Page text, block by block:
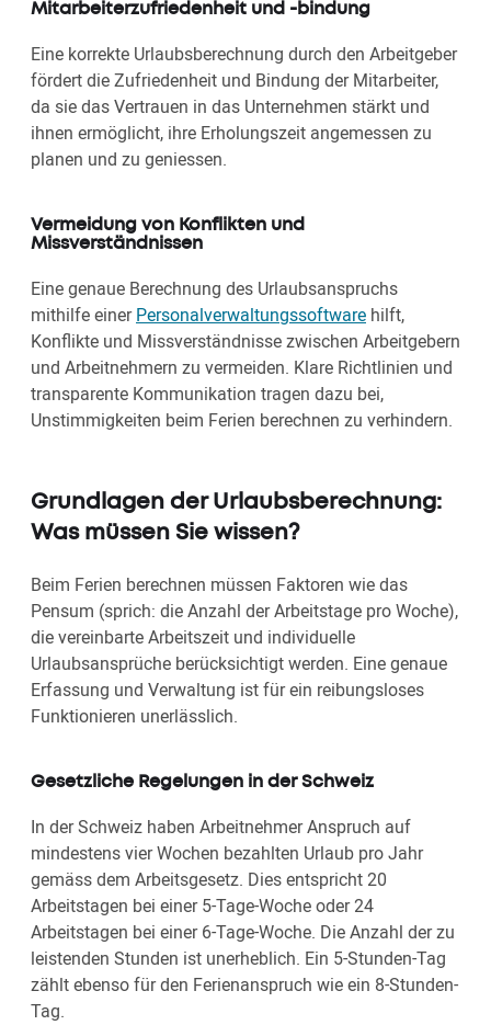
Mitarbeiterzufriedenheit und -bindung
Eine korrekte Urlaubsberechnung durch den Arbeitgeber
fördert die Zufriedenheit und Bindung der Mitarbeiter,
da sie das Vertrauen in das Unternehmen stärkt und
ihnen ermöglicht, ihre Erholungszeit angemessen zu
planen und zu geniessen.
Vermeidung von Konflikten und
Missverständnissen
Eine genaue Berechnung des Urlaubsanspruchs
mithilfe einerPersonalverwaltungssoftware hilft,
Konflikte und Missverständnisse zwischen Arbeitgebern
und Arbeitnehmern zu vermeiden. Klare Richtlinien und
transparente Kommunikation tragen dazu bei,
Unstimmigkeiten beim Ferien berechnen zu verhindern.
Grundlagen der Urlaubsberechnung:
Was müssen Sie wissen?
Beim Ferien berechnen müssen Faktoren wie das
Pensum (sprich: die Anzahl der Arbeitstage pro Woche),
die vereinbarte Arbeitszeit und individuelle
Urlaubsansprüche berücksichtigt werden. Eine genaue
Erfassung und Verwaltung ist für ein reibungsloses
Funktionieren unerlässlich.
Gesetzliche Regelungen in der Schweiz
In der Schweiz haben Arbeitnehmer Anspruch auf
mindestens vier Wochen bezahlten Urlaub pro Jahr
gemäss dem Arbeitsgesetz. Dies entspricht 20
Arbeitstagen bei einer 5-Tage-Woche oder 24
Arbeitstagen bei einer 6-Tage-Woche. Die Anzahl der zu
leistenden Stunden ist unerheblich. Ein 5-Stunden-Tag
zählt ebenso für den Ferienanspruch wie ein 8-Stunden-
Tag.